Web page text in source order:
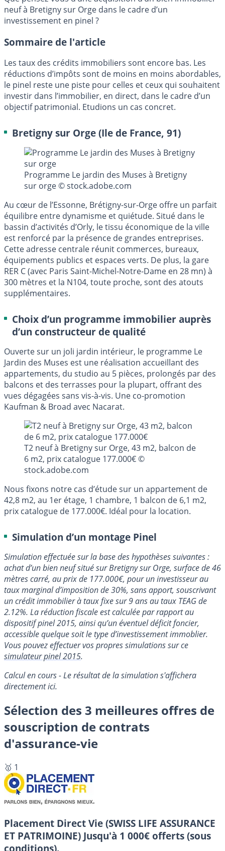
neuf à Bretigny sur Orge dans le cadre d’un
investissement en pinel ?
Sommaire de l'article
Les taux des crédits immobiliers sont encore bas. Les
réductions d’impôts sont de moins en moins abordables,
le pinel reste une piste pour celles et ceux qui souhaitent
investir dans l’immobilier, en direct, dans le cadre d’un
objectif patrimonial. Etudions un cas concret.
Bretigny sur Orge (Ile de France, 91)
Programme Le jardin des Muses à Bretigny
sur orge © stock.adobe.com
Au cœur de l’Essonne, Brétigny-sur-Orge offre un parfait
équilibre entre dynamisme et quiétude. Situé dans le
bassin d’activités d’Orly, le tissu économique de la ville
est renforcé par la présence de grandes entreprises.
Cette adresse centrale réunit commerces, bureaux,
équipements publics et espaces verts. De plus, la gare
RER C (avec Paris Saint-Michel-Notre-Dame en 28 mn) à
300 mètres et la N104, toute proche, sont des atouts
supplémentaires.
Choix d’un programme immobilier auprès
d’un constructeur de qualité
Ouverte sur un joli jardin intérieur, le programme Le
Jardin des Muses est une réalisation accueillant des
appartements, du studio au 5 pièces, prolongés par des
balcons et des terrasses pour la plupart, offrant des
vues dégagées sans vis-à-vis. Une co-promotion
Kaufman & Broad avec Nacarat.
T2 neuf à Bretigny sur Orge, 43 m2, balcon de
6 m2, prix catalogue 177.000€ ©
stock.adobe.com
Nous fixons notre cas d’étude sur un appartement de
42,8 m2, au 1er étage, 1 chambre, 1 balcon de 6,1 m2,
prix catalogue de 177.000€. Idéal pour la location.
Simulation d’un montage Pinel
Simulation effectuée sur la base des hypothèses suivantes :
achat d’un bien neuf situé sur Bretigny sur Orge, surface de 46
mètres carré, au prix de 177.000€, pour un investisseur au
taux marginal d’imposition de 30%, sans apport, souscrivant
un crédit immobilier à taux fixe sur 9 ans au taux TEAG de
2.12%. La réduction fiscale est calculée par rapport au
dispositif pinel 2015, ainsi qu’un éventuel déficit foncier,
accessible quelque soit le type d’investissement immoblier.
Vous pouvez effectuer vos propres simulations sur ce
simulateur pinel 2015.
Calcul en cours - Le résultat de la simulation s'affichera
directement ici.
Sélection des 3 meilleures offres de
souscription de contrats
d'assurance-vie
🥇 1
Placement Direct Vie (SWISS LIFE ASSURANCE
ET PATRIMOINE) Jusqu'à 1 000€ offerts (sous
conditions).